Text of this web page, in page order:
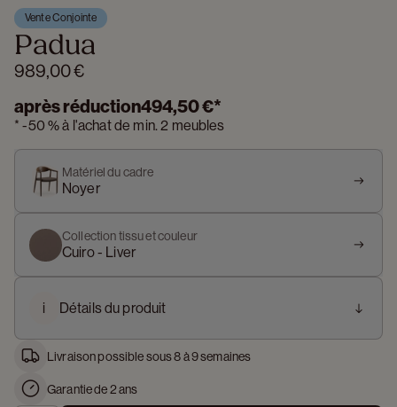
Vente Conjointe
Padua
989,00 €
après réduction494,50 €*
*-50 %à l'achat de min. 2 meubles
Matériel du cadre
Noyer
Collection tissu et couleur
Cuiro - Liver
i Détails du produit
Livraison possible sous 8 à 9 semaines
Garantie de 2 ans